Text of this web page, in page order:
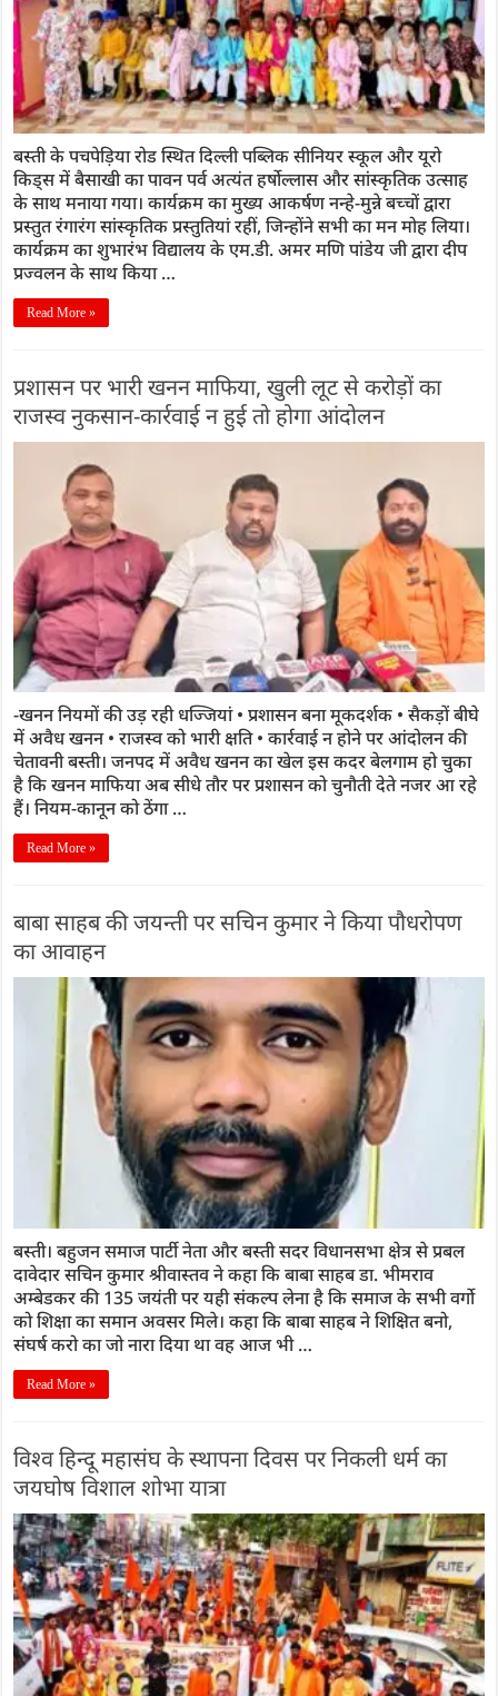
बस्ती के पचपेड़िया रोड स्थित दिल्ली पब्लिक सीनियर स्कूल और यूरो
किड्स में बैसाखी का पावन पर्व अत्यंत हर्षोल्लास और सांस्कृतिक उत्साह
के साथ मनाया गया। कार्यक्रम का मुख्य आकर्षण नन्हे-मुन्ने बच्चों द्वारा
प्रस्तुत रंगारंग सांस्कृतिक प्रस्तुतियां रहीं, जिन्होंने सभी का मन मोह लिया।
कार्यक्रम का शुभारंभ विद्यालय के एम.डी. अमर मणि पांडेय जी द्वारा दीप
प्रज्वलन के साथ किया …
Read More »
प्रशासन पर भारी खनन माफिया, खुली लूट से करोड़ों का
राजस्व नुकसान-कार्रवाई न हुई तो होगा आंदोलन
-खनन नियमों की उड़ रही धज्जियां • प्रशासन बना मूकदर्शक • सैकड़ों बीघे
में अवैध खनन • राजस्व को भारी क्षति • कार्रवाई न होने पर आंदोलन की
चेतावनी बस्ती। जनपद में अवैध खनन का खेल इस कदर बेलगाम हो चुका
है कि खनन माफिया अब सीधे तौर पर प्रशासन को चुनौती देते नजर आ रहे
हैं। नियम-कानून को ठेंगा …
Read More »
बाबा साहब की जयन्ती पर सचिन कुमार ने किया पौधरोपण
का आवाहन
बस्ती। बहुजन समाज पार्टी नेता और बस्ती सदर विधानसभा क्षेत्र से प्रबल
दावेदार सचिन कुमार श्रीवास्तव ने कहा कि बाबा साहब डा. भीमराव
अम्बेडकर की 135 जयंती पर यही संकल्प लेना है कि समाज के सभी वर्गो
को शिक्षा का समान अवसर मिले। कहा कि बाबा साहब ने शिक्षित बनो,
संघर्ष करो का जो नारा दिया था वह आज भी …
Read More »
विश्व हिन्दू महासंघ के स्थापना दिवस पर निकली धर्म का
जयघोष विशाल शोभा यात्रा